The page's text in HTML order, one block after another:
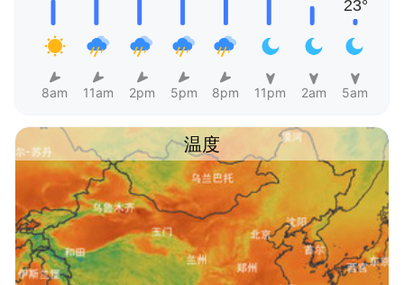
8am 11am 2pm 5pm 8pm 11pm 2am 5am
温度